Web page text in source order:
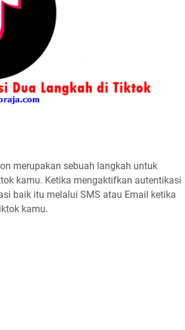
merupakan sebuah langkah untuk
kamu. Ketika mengaktifkan autentikasi
baik itu melalui SMS atau Email ketika
kamu.